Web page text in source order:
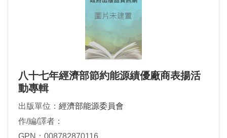
八十七年經濟部節約能源績優廠商表揚活
動專輯
出版單位： 經濟部能源委員會
作/編/譯者：
GPN：008782870116